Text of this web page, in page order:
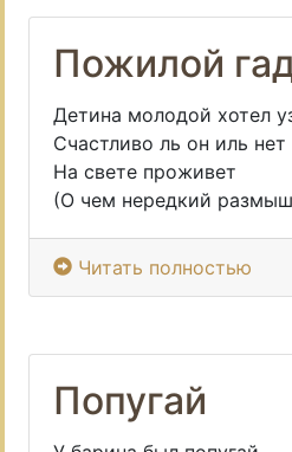
Пожилой
Детина молодой хотел
Счастливо ль он иль нет
На свете проживет
(О чем нередкий
Читать полностью
Попугай